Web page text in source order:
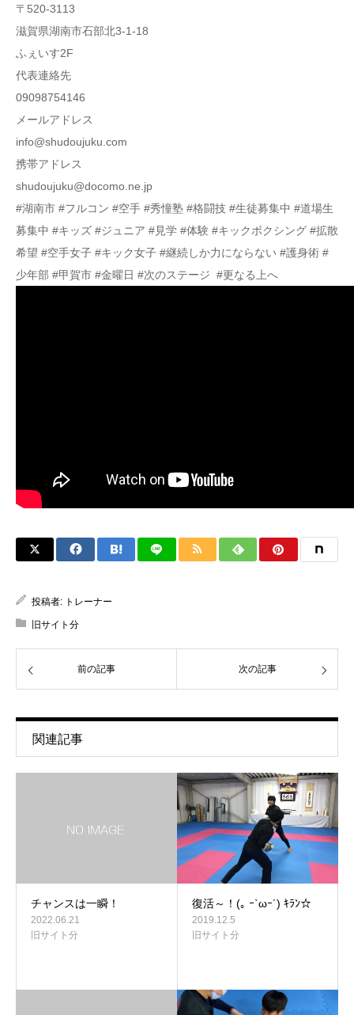
〒520-3113
滋賀県湖南市石部北3-1-18
ふぇいす2F
代表連絡先
09098754146
メールアドレス
info@shudoujuku.com
携帯アドレス
shudoujuku@docomo.ne.jp
#湖南市 #フルコン #空手 #秀憧塾 #格闘技 #生徒募集中 #道場生
募集中 #キッズ #ジュニア #見学 #体験 #キックボクシング #拡散
希望 #空手女子 #キック女子 #継続しか力にならない #護身術 #
少年部 #甲賀市 #金曜日 #次のステージ #更なる上へ
投稿者: トレーナー
旧サイト分
前の記事 次の記事
関連記事
チャンスは一瞬！
2022.06.21
旧サイト分
復活～！(｡ ｰ`ωｰ´) ｷﾗﾝ☆
2019.12.5
旧サイト分